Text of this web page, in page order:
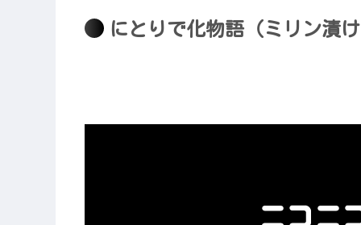
にとりで化物語（ミリン漬